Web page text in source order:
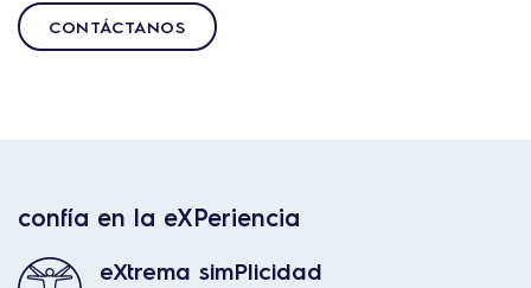
CONTÁCTANOS
confía en la eXPeriencia
eXtrema simPlicidad